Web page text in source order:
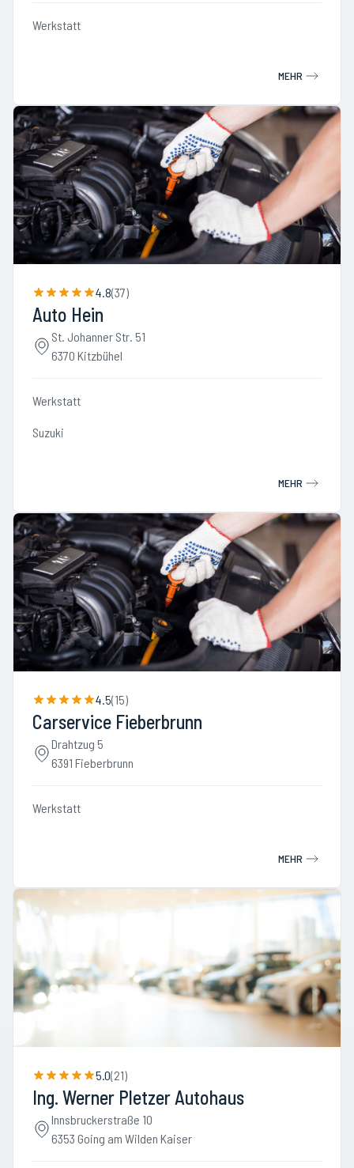
Werkstatt
MEHR
4.8(37)
Auto Hein
St. Johanner Str. 51
6370 Kitzbühel
Werkstatt
Suzuki
MEHR
4.5(15)
Carservice Fieberbrunn
Drahtzug 5
6391 Fieberbrunn
Werkstatt
MEHR
5.0(21)
Ing. Werner Pletzer Autohaus
Innsbruckerstraße 10
6353 Going am Wilden Kaiser